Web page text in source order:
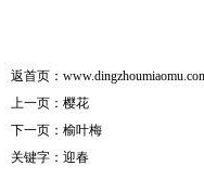
返首页：
上一页： 樱花
下一页： 榆叶梅
关键字： 迎春